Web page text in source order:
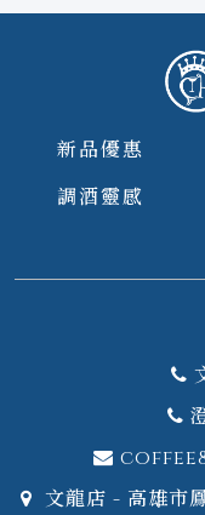
新品優惠
調酒靈感
文龍店 - 高雄市